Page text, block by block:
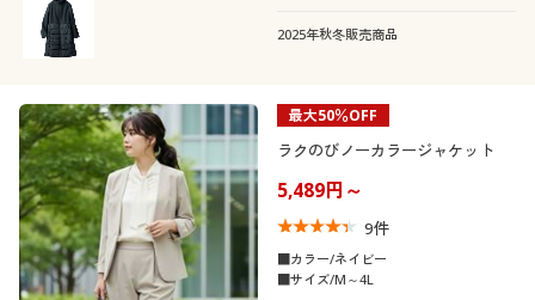
2025年秋冬販売商品
最大50％OFF
ラクのびノーカラージャケット
5,489円～
9件
■カラー/ネイビー
■サイズ/M～4L